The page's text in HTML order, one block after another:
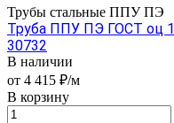
Трубы стальные ППУ ПЭ
Труба ППУ ПЭ ГОСТ оц
30732
В наличии
от 4 415 ₽/м
В корзину